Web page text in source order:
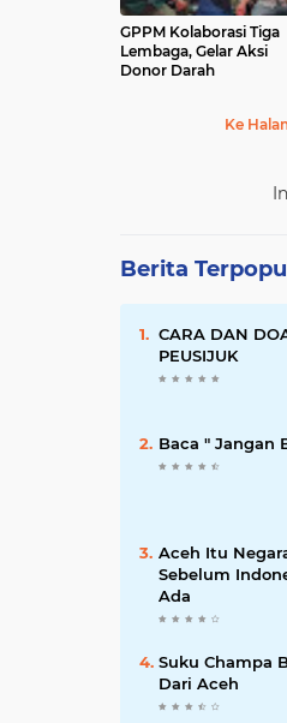
GPPM Kolaborasi Tiga
Lembaga, Gelar Aksi
Donor Darah
Ke
Berita
CARA DAN
PEUSIJUK
Aceh Itu
Sebelum
Ada
Suku Champa
Dari Aceh